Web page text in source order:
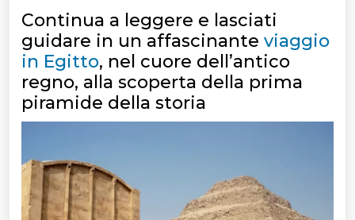
Continua a leggere e lasciati
guidare in un affascinante viaggio
in Egitto, nel cuore dell’antico
regno, alla scoperta della prima
piramide della storia